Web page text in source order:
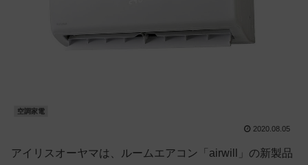
空調家電
2020.08.05
アイリスオーヤマは、ルームエアコン「airwill」の新製品